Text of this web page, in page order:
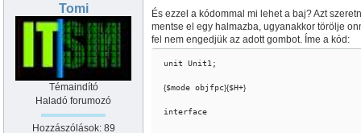
Tomi
Témaindító
Haladó forumozó
Hozzászólások: 89
És ezzel a kódommal mi lehet a baj? Azt
mentse el egy halmazba, ugyanakkor törölje
fel nem engedjük az adott gombot. Íme a kód:
unit Unit1;
{$mode objfpc}{$H+}
interface